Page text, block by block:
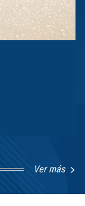
Ver más